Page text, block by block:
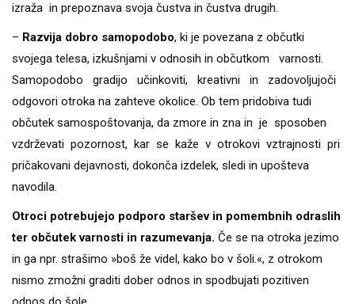
izraža in prepoznava svoja čustva in čustva drugih.
– Razvija dobro samopodobo, ki je povezana z občutki
svojega telesa, izkušnjami v odnosih in občutkom varnosti.
Samopodobo gradijo učinkoviti, kreativni in zadovoljujoči
odgovori otroka na zahteve okolice. Ob tem pridobiva tudi
občutek samospoštovanja, da zmore in zna in je sposoben
vzdrževati pozornost, kar se kaže v otrokovi vztrajnosti pri
pričakovani dejavnosti, dokonča izdelek, sledi in upošteva
navodila.
Otroci potrebujejo podporo staršev in pomembnih odraslih
ter občutek varnosti in razumevanja. Če se na otroka jezimo
in ga npr. strašimo »boš že videl, kako bo v šoli.«, z otrokom
nismo zmožni graditi dober odnos in spodbujati pozitiven